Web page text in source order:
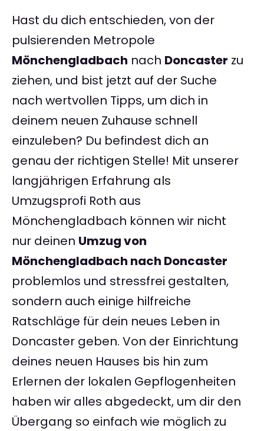
Hast du dich entschieden, von der
pulsierenden Metropole
Mönchengladbach nach Doncaster zu
ziehen, und bist jetzt auf der Suche
nach wertvollen Tipps, um dich in
deinem neuen Zuhause schnell
einzuleben? Du befindest dich an
genau der richtigen Stelle! Mit unserer
langjährigen Erfahrung als
Umzugsprofi Roth aus
Mönchengladbach können wir nicht
nur deinen Umzug von
Mönchengladbach nach Doncaster
problemlos und stressfrei gestalten,
sondern auch einige hilfreiche
Ratschläge für dein neues Leben in
Doncaster geben. Von der Einrichtung
deines neuen Hauses bis hin zum
Erlernen der lokalen Gepflogenheiten
haben wir alles abgedeckt, um dir den
Übergang so einfach wie möglich zu